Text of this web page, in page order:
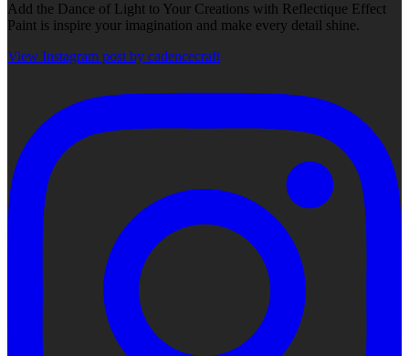
Add the Dance of Light to Your Creations with Reflectique Effect
Paint is inspire your imagination and make every detail shine.
View Instagram post by cadencecraft